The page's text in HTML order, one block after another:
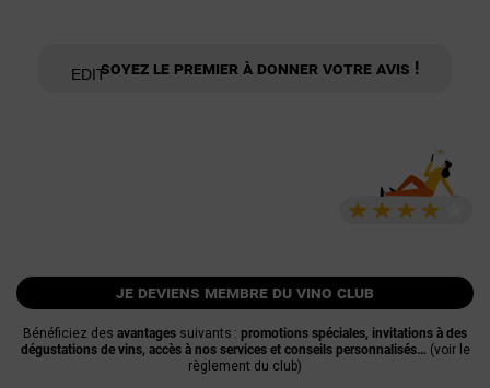
Soyez le premier à donner votre avis !
je deviens membre du vino club
Bénéficiez des avantages suivants : promotions spéciales, invitations à des
dégustations de vins, accès à nos services et conseils personnalisés… (voir le
règlement du club)